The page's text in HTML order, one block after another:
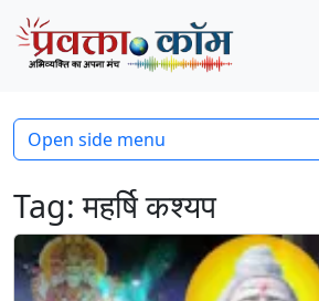
Skip to content
Skip to footer
Tag:महर्षि कश्यप
Open side menu